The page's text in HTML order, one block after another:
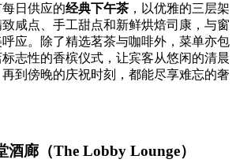
日供应的经典下午茶 ，以优雅的三层架
咸点、手工甜点和新鲜烘焙司康，与窗
应。除了精选茗茶与咖啡外，菜单亦包
标志性的香槟仪式，让宾客从悠闲的清晨
到傍晚的庆祝时刻，都能尽享难忘的奢
酒廊（The Lobby Lounge）